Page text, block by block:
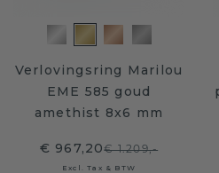
Verlovingsring Marilou
EME 585 goud
amethist 8x6 mm
€ 967,20€ 1.209,-
Excl. Tax & BTW